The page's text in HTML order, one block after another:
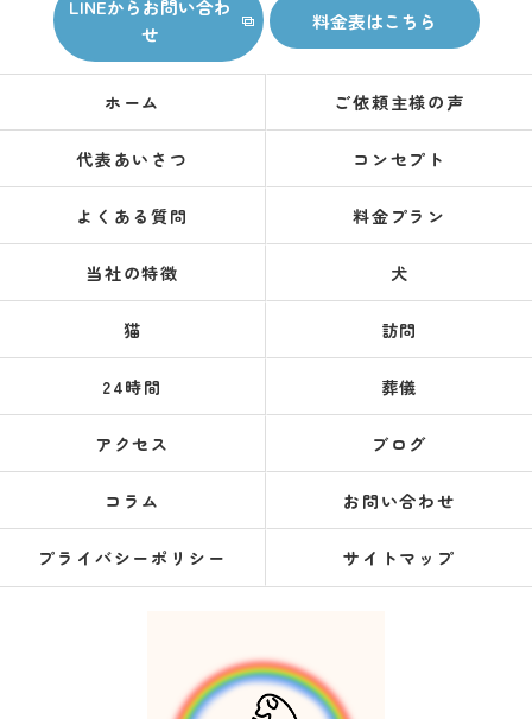
LINEからお問い合わ
せ
料金表はこちら
ホーム ご依頼主様の声
代表あいさつ コンセプト
よくある質問 料金プラン
当社の特徴 犬
猫 訪問
24時間 葬儀
アクセス ブログ
コラム お問い合わせ
プライバシーポリシー サイトマップ